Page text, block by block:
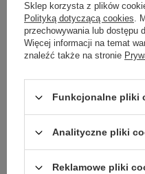
Lampa wisząca czarna
Sklep korzysta z plików
Polityką dotyczącą cookies.
przechowywania lub dostępu
Więcej informacji na temat
znaleźć także na stronie
Funkcjonalne pliki
Analityczne pliki
Reklamowe pliki